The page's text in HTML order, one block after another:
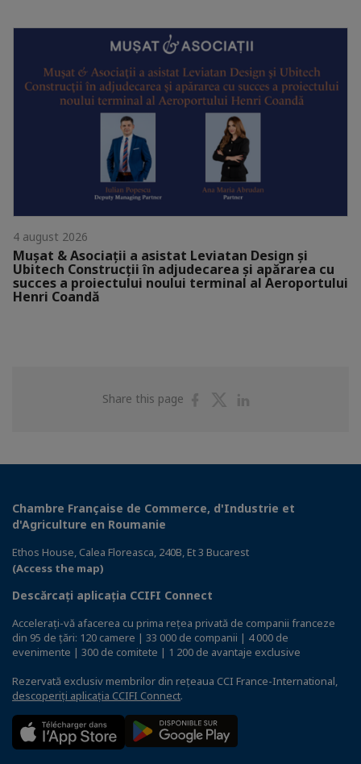
4 august 2026
Mușat & Asociații a asistat Leviatan Design și
Ubitech Construcții în adjudecarea și apărarea cu
succes a proiectului noului terminal al Aeroportului
Henri Coandă
Share this page
ShareShare
Chambre Française de Commerce, d'Industrie et
d'Agriculture en Roumanie
Ethos House, Calea Floreasca, 240B, Et 3 Bucarest
(Access the map)
Descărcați aplicația CCIFI Connect
Accelerați-vă afacerea cu prima rețea privată de companii franceze
din 95 de țări: 120 camere | 33 000 de companii | 4 000 de
evenimente | 300 de comitete | 1 200 de avantaje exclusive
Rezervată exclusiv membrilor din rețeaua CCI France-International,
descoperiți aplicația CCIFI Connect.